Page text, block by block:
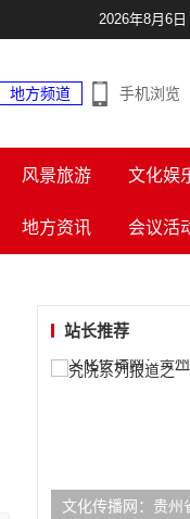
2026年8月6日
地方频道 手机浏览
风景旅游 文化娱
地方资讯 会议活
站长推荐
文化传播网：贵州